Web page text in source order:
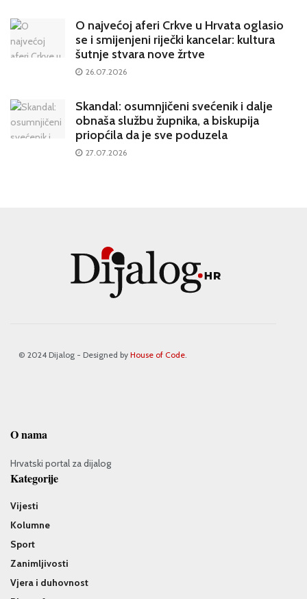
O najvećoj aferi Crkve u Hrvata oglasio
se i smijenjeni riječki kancelar: kultura
šutnje stvara nove žrtve
26.07.2026
Skandal: osumnjičeni svećenik i dalje
obnaša službu župnika, a biskupija
priopćila da je sve poduzela
27.07.2026
© 2024 Dijalog - Designed by House of Code.
O nama
Hrvatski portal za dijalog
Kategorije
Vijesti
Kolumne
Sport
Zanimljivosti
Vjera i duhovnost